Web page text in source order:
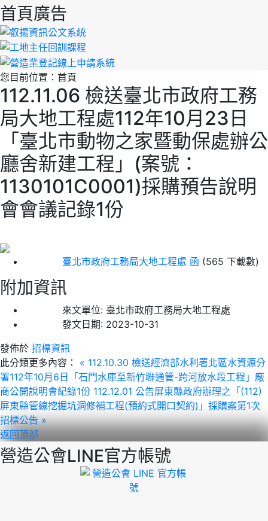
首頁廣告
您目前位置： 首頁
112.11.06 檢送臺北市政府工務
局大地工程處112年10月23日
「臺北市動物之家暨動保處辦公
廳舍新建工程」(案號：
1130101C0001)採購預告說明
會會議記錄1份
臺北市政府工務局大地工程處 函 (565 下載數)
附加資訊
來文單位: 臺北市政府工務局大地工程處
發文日期: 2023-10-31
發佈於 招標資訊
此分類更多內容：
« 112.10.30 檢送經濟部水利署北區水資源分
署112年10月6日「石門水庫至新竹聯通管-跨河放水段工程」廠
商公開說明會紀錄1份 112.12.01 公告屏東縣政府辦理之「(112)
屏東縣管線挖掘坑洞修補工程(預約式開口契約)」採購案第1次
招標公告 »
返回頂部
營造公會LINE官方帳號